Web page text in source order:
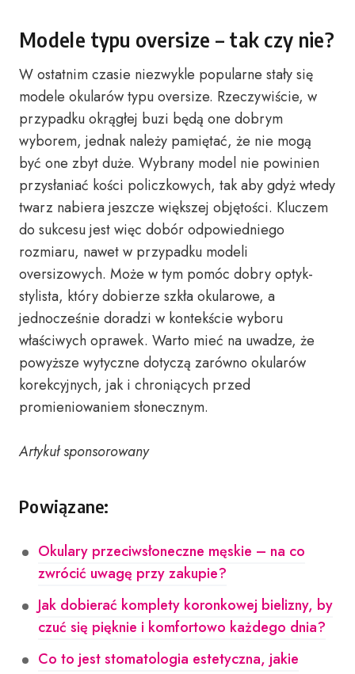
Modele typu oversize – tak czy nie?
W ostatnim czasie niezwykle popularne stały się
modele okularów typu oversize. Rzeczywiście, w
przypadku okrągłej buzi będą one dobrym
wyborem, jednak należy pamiętać, że nie mogą
być one zbyt duże. Wybrany model nie powinien
przysłaniać kości policzkowych, tak aby gdyż wtedy
twarz nabiera jeszcze większej objętości. Kluczem
do sukcesu jest więc dobór odpowiedniego
rozmiaru, nawet w przypadku modeli
oversizowych. Może w tym pomóc dobry optyk-
stylista, który dobierze szkła okularowe, a
jednocześnie doradzi w kontekście wyboru
właściwych oprawek. Warto mieć na uwadze, że
powyższe wytyczne dotyczą zarówno okularów
korekcyjnych, jak i chroniących przed
promieniowaniem słonecznym.
Artykuł sponsorowany
Powiązane:
Okulary przeciwsłoneczne męskie – na co
zwrócić uwagę przy zakupie?
Jak dobierać komplety koronkowej bielizny, by
czuć się pięknie i komfortowo każdego dnia?
Co to jest stomatologia estetyczna, jakie